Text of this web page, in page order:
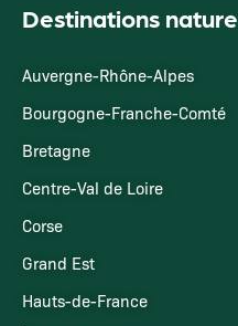
Destinations nature
Auvergne-Rhône-Alpes
Bourgogne-Franche-Comté
Bretagne
Centre-Val de Loire
Corse
Grand Est
Hauts-de-France